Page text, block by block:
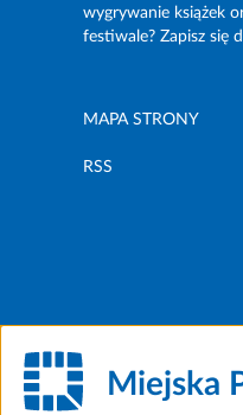
wygrywanie książek
festiwale? Zapisz się
MAPA STRONY
RSS
Miejska